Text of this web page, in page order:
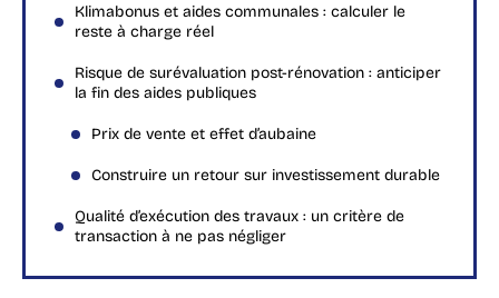
Klimabonus et aides communales : calculer le
reste à charge réel
Risque de surévaluation post-rénovation : anticiper
la fin des aides publiques
Prix de vente et effet d’aubaine
Construire un retour sur investissement durable
Qualité d’exécution des travaux : un critère de
transaction à ne pas négliger